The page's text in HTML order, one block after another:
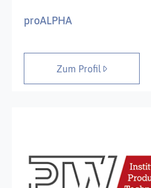
proALPHA
Zum Profil